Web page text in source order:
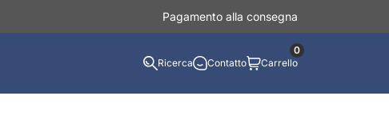
Pagamento alla consegna
Ricerca Contatto Carrello
0